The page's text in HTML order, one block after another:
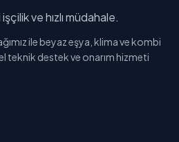
ve hızlı müdahale.
ile beyaz eşya, klima ve kombi
teknik destek ve onarım hizmeti